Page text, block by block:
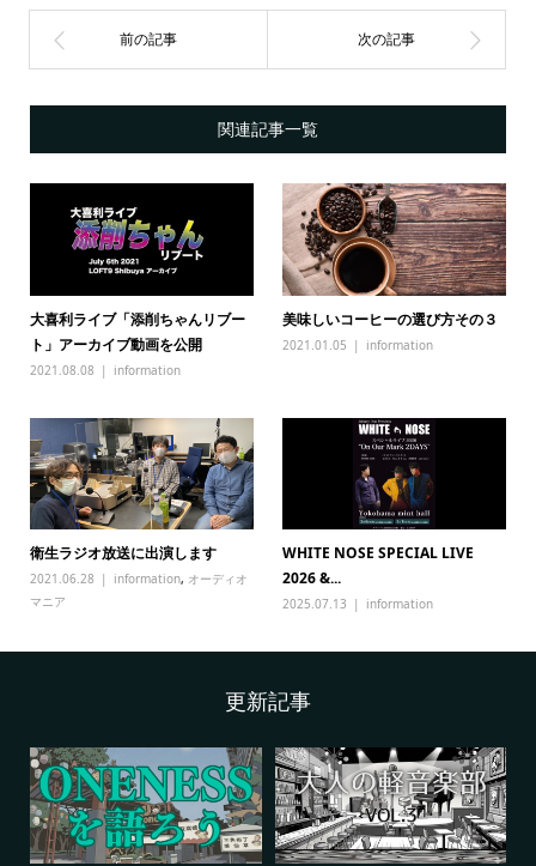
関連記事一覧
大喜利ライブ「添削ちゃんリブー
ト」アーカイブ動画を公開
2021.08.08 information
美味しいコーヒーの選び方その３
2021.01.05 information
衛生ラジオ放送に出演します
2021.06.28 information, オーディオ
マニア
WHITE NOSE SPECIAL LIVE
2026 &...
2025.07.13 information
更新記事